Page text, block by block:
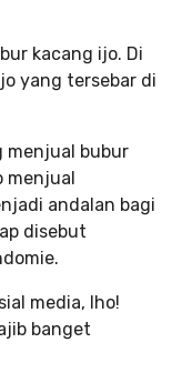
kacang ijo. Di
yang tersebar di
menjual bubur
menjual
andalan bagi
disebut
media, lho!
banget